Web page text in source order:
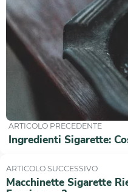
ARTICOLO PRECEDENTE
Ingredienti Sigarette:
ARTICOLO SUCCESSIVO
Macchinette Sigarette